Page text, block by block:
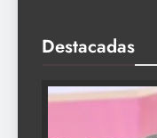
Destacadas